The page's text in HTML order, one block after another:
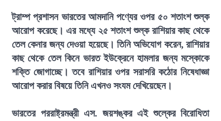
ট্রাম্প প্রশাসন ভারতের আমদানি পণ্যের ওপর ৫০ শতাংশ শুল্ক
আরোপ করেছে। এর মধ্যে ২৫ শতাংশ শুল্ক রাশিয়ার কাছ থেকে
তেল কেনার জন্য দেওয়া হয়েছে। তিনি অভিযোগ করেন, রাশিয়ার
কাছ থেকে তেল কিনে ভারত ইউক্রেনে হামলার জন্য মস্কোকে
শক্তি জোগাচ্ছে। তবে রাশিয়ার ওপর সরাসরি কঠোর নিষেধাজ্ঞা
আরোপ করার বিষয়ে তিনি এখনও সংযম দেখিয়েছেন।
ভারতের পররাষ্ট্রমন্ত্রী এস. জয়শঙ্কর এই শুল্কের বিরোধিতা